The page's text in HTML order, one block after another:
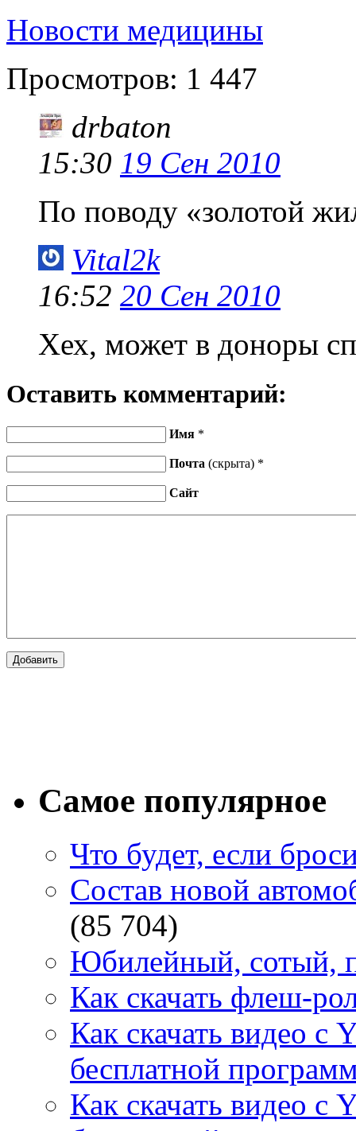
Новости медицины
Просмотров: 1 447
drbaton
15:30 19 Сен 2010
По поводу «золотой
Vital2k
16:52 20 Сен 2010
Хех, может в доноры
Оставить комментарий:
Имя *
Почта (скрыта) *
Сайт
Самое популярное
Что будет, если
Состав новой
(85 704)
Юбилейный, сотый,
Как скачать флеш-
Как скачать видео с
бесплатной
Как скачать видео с